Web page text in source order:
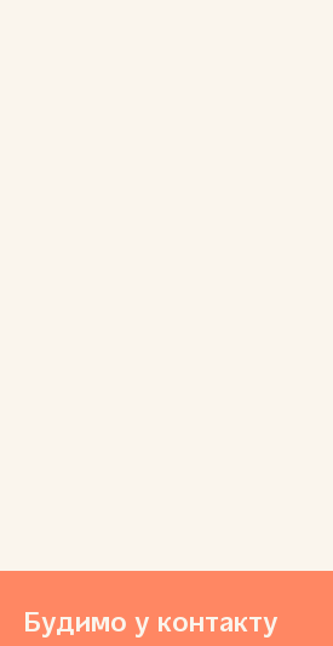
Будимо у контакту